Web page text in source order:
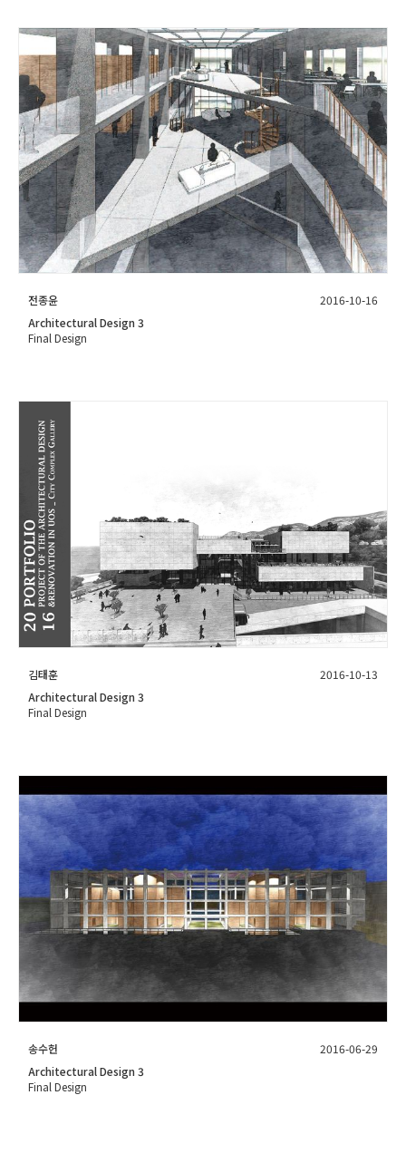
전종윤
2016-10-16
Architectural Design 3
Final Design
김태훈
2016-10-13
Architectural Design 3
Final Design
송수헌
2016-06-29
Architectural Design 3
Final Design